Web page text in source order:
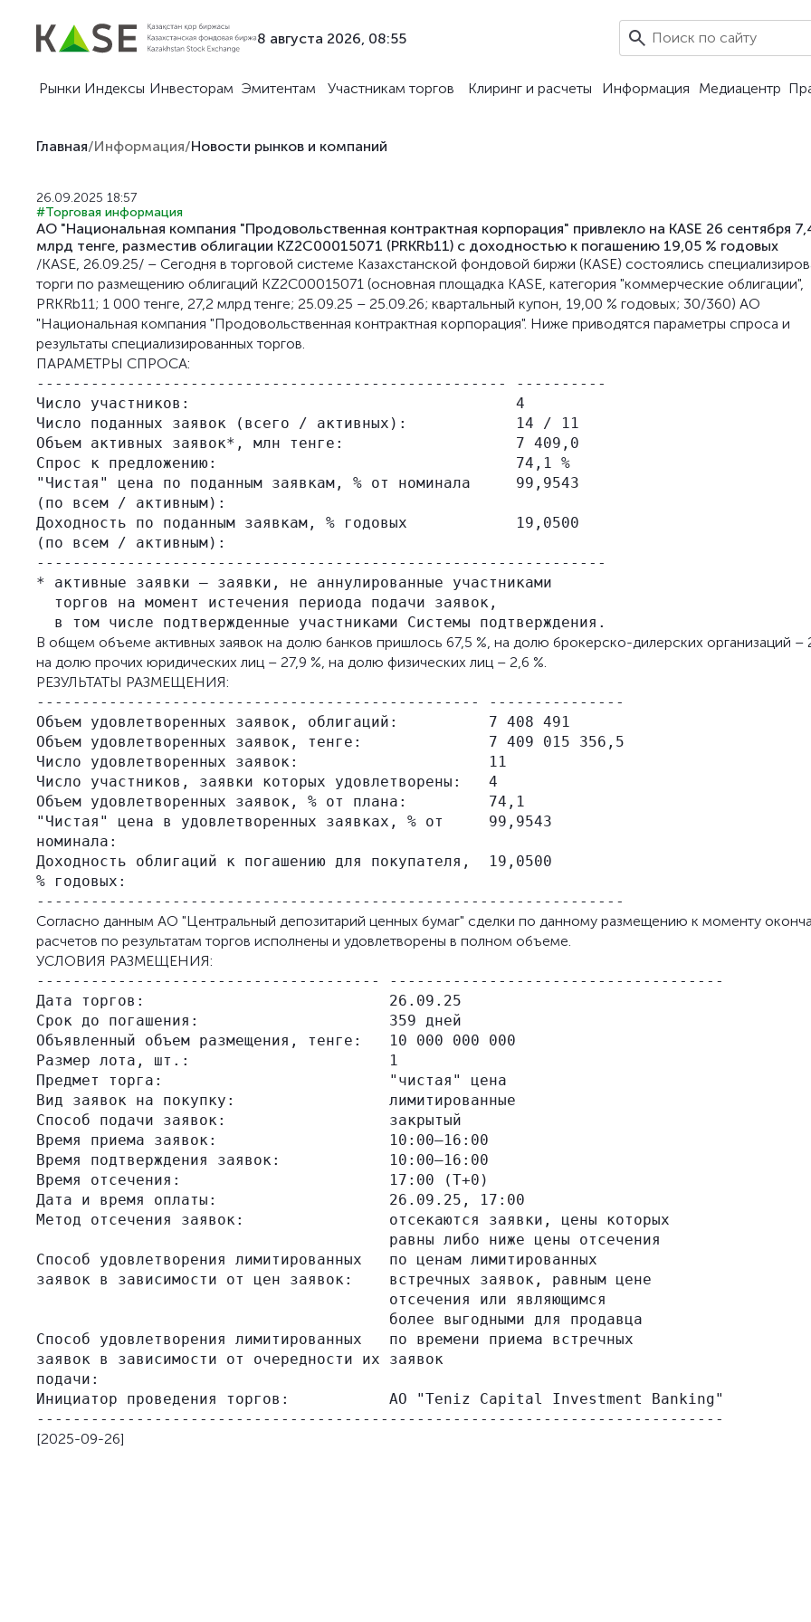
8 августа 2026, 08:55
Рынки Индексы Инвесторам Эмитентам Участникам торгов Клиринг и расчеты Информация Медиацентр
Главная/Информация/Новости рынков и компаний
26.09.2025 18:57
#Торговая информация
АО "Национальная компания "Продовольственная контрактная корпорация" привлекло на KASE 26 сентября
млрд тенге, разместив облигации KZ2C00015071 (PRKRb11) с доходностью к погашению 19,05 % годовых
/KASE, 26.09.25/ – Сегодня в торговой системе Казахстанской фондовой биржи (KASE) состоялись
торги по размещению облигаций KZ2C00015071 (основная площадка KASE, категория "коммерческие облигации",
PRKRb11; 1 000 тенге, 27,2 млрд тенге; 25.09.25 – 25.09.26; квартальный купон, 19,00 % годовых; 30/360) АО
"Национальная компания "Продовольственная контрактная корпорация". Ниже приводятся параметры спроса и
результаты специализированных торгов.
ПАРАМЕТРЫ СПРОСА:
---------------------------------------------------- ----------
Число участников:                                    4
Число поданных заявок (всего / активных):            14 / 11
Объем активных заявок*, млн тенге:                   7 409,0
Спрос к предложению:                                 74,1 %
"Чистая" цена по поданным заявкам, % от номинала     99,9543
(по всем / активным):
Доходность по поданным заявкам, % годовых            19,0500
(по всем / активным):
---------------------------------------------------------------
* активные заявки – заявки, не аннулированные участниками
  торгов на момент истечения периода подачи заявок,
В общем объеме активных заявок на долю банков пришлось 67,5 %, на долю брокерско-дилерских организаций –
на долю прочих юридических лиц – 27,9 %, на долю физических лиц – 2,6 %.
РЕЗУЛЬТАТЫ РАЗМЕЩЕНИЯ:
------------------------------------------------- ---------------
Объем удовлетворенных заявок, облигаций:          7 408 491
Объем удовлетворенных заявок, тенге:              7 409 015 356,5
Число удовлетворенных заявок:                     11
Число участников, заявки которых удовлетворены:   4
Объем удовлетворенных заявок, % от плана:         74,1
"Чистая" цена в удовлетворенных заявках, % от     99,9543
номинала:
Доходность облигаций к погашению для покупателя,  19,0500
% годовых:
Согласно данным АО "Центральный депозитарий ценных бумаг" сделки по данному размещению к моменту
расчетов по результатам торгов исполнены и удовлетворены в полном объеме.
УСЛОВИЯ РАЗМЕЩЕНИЯ:
-------------------------------------- -------------------------------------
Дата торгов:                           26.09.25
Срок до погашения:                     359 дней
Объявленный объем размещения, тенге:   10 000 000 000
Размер лота, шт.:                      1
Предмет торга:                         "чистая" цена
Вид заявок на покупку:                 лимитированные
Способ подачи заявок:                  закрытый
Время приема заявок:                   10:00–16:00
Время подтверждения заявок:            10:00–16:00
Время отсечения:                       17:00 (Т+0)
Дата и время оплаты:                   26.09.25, 17:00
Метод отсечения заявок:                отсекаются заявки, цены которых
                                       равны либо ниже цены отсечения
Способ удовлетворения лимитированных   по ценам лимитированных
заявок в зависимости от цен заявок:    встречных заявок, равным цене
                                       отсечения или являющимся
                                       более выгодными для продавца
Способ удовлетворения лимитированных   по времени приема встречных
заявок в зависимости от очередности их заявок
подачи:
Инициатор проведения торгов:           АО "Teniz Capital Investment Banking"
[2025-09-26]